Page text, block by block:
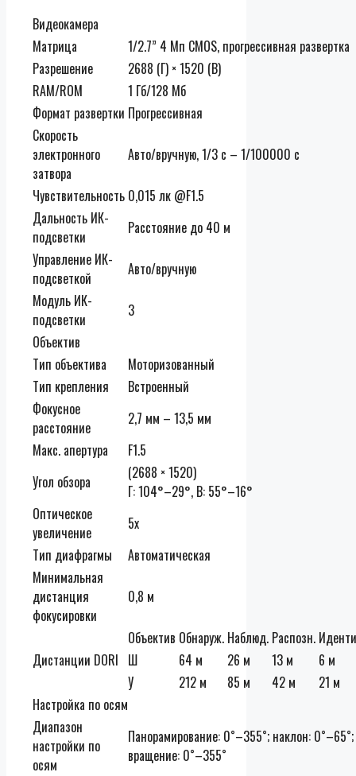
Видеокамера
Матрица
1/2.7” 4 Мп CMOS, прогрессивная развертка
Разрешение
2688 (Г) × 1520 (В)
RAM/ROM
1 Гб/128 Мб
Формат развертки Прогрессивная
Скорость
электронного
затвора
Авто/вручную, 1/3 с – 1/100000 с
Чувствительность 0,015 лк @F1.5
Дальность ИК-
подсветки
Расстояние до 40 м
Управление ИК-
подсветкой
Авто/вручную
Модуль ИК-
подсветки
3
Объектив
Тип объектива
Моторизованный
Тип крепления
Встроенный
Фокусное
расстояние
2,7 мм – 13,5 мм
Макс. апертура
F1.5
Угол обзора
(2688 × 1520)
Г: 104°–29°, В: 55°–16°
Оптическое
увеличение
5x
Тип диафрагмы
Автоматическая
Минимальная
дистанция
фокусировки
0,8 м
Дистанции DORI
Объектив Обнаруж. Наблюд. Распозн.
Ш
64 м 26 м 13 м
6 м
У
212 м 85 м 42 м
21 м
Настройка по осям
Диапазон
настройки по
осям
Панорамирование: 0˚–355˚; наклон: 0˚–65˚;
вращение: 0˚–355˚